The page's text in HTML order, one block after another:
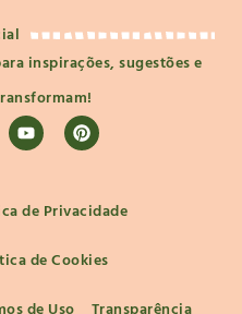
inspirações, sugestões e
de Privacidade
de Cookies